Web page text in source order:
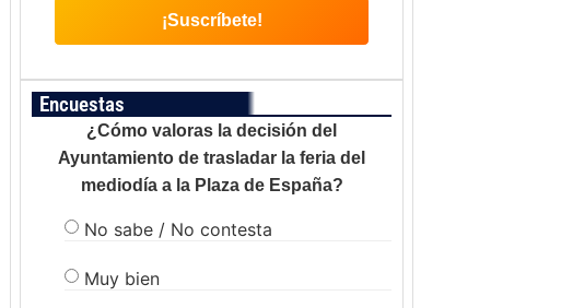
Encuestas
¿Cómo valoras la decisión del
Ayuntamiento de trasladar la feria del
mediodía a la Plaza de España?
No sabe / No contesta
Muy bien